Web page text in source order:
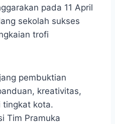
pada 11 April
sekolah sukses
trofi
pembuktian
kreativitas,
tingkat kota.
Tim Pramuka